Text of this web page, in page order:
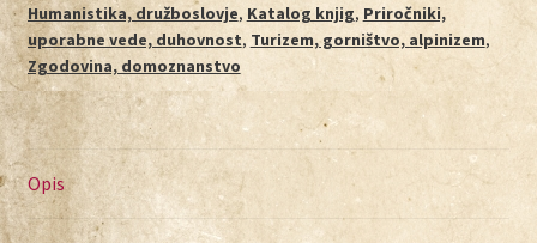
Humanistika, družboslovje, Katalog knjig, Priročniki,
uporabne vede, duhovnost, Turizem, gorništvo, alpinizem,
Zgodovina, domoznanstvo
Opis